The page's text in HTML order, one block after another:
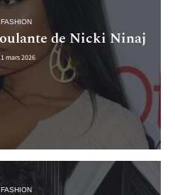
FASHION
de Nicki Ninaj
mars 2026
FASHION